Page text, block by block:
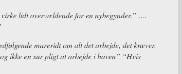
lidt overvældende for en nybegynder.” ….
mareridt om alt det arbejde, det kræver.
ikke en sur pligt at arbejde i haven” “Hvis